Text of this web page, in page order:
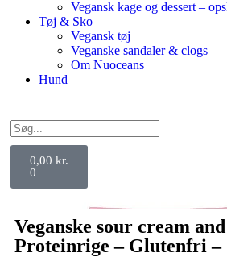
Vegansk kage og dessert –
Tøj & Sko
Vegansk tøj
Veganske sandaler & clogs
Om Nuoceans
Hund
0,00 kr.
0
Veganske sour cream
Proteinrige – Glutenfri